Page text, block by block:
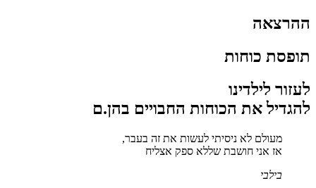
ההרצאה
תופסת כוחות
לעזור לילדינו
להגדיל את הכוחות החבויים בהן.ם
מעולם לא ניסיתי לעשות את זה בעבר,
אז אני חושבת שללא ספק אצליח
בילבי